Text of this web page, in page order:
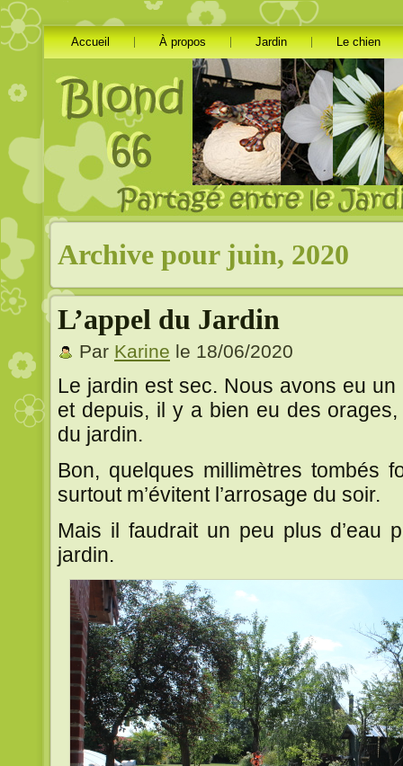
Accueil À propos Jardin Le chien
Archive pour juin, 2020
L’appel du Jardin
Par Karine le 18/06/2020
Le jardin est sec. Nous avons eu un
et depuis, il y a bien eu des
du jardin.
Bon, quelques millimètres tombés
surtout m’évitent l’arrosage du soir.
Mais il faudrait un peu plus d’eau
jardin.